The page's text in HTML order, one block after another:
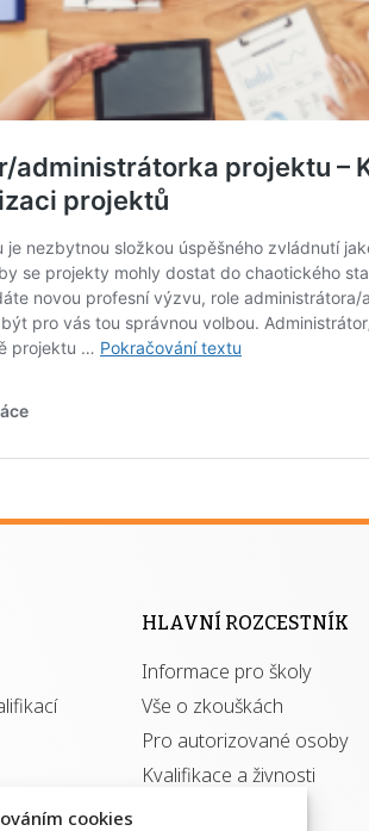
cookies
HLAVNÍ ROZCESTNÍK
Informace pro školy
Vše o zkouškách
Pro autorizované osoby
Kvalifikace a živnosti